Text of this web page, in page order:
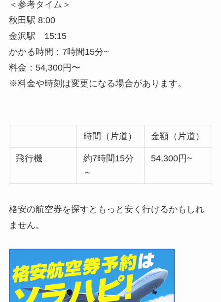
＜参考タイム＞
秋田駅 8:00
金沢駅 15:15
かかる時間：7時間15分~
料金：54,300円〜
※料金や時刻は変更になる場合があります。
時間（片道） 金額（片道）
飛行機
約7時間15分
～
54,300円~
格安の航空券を探すともっと安く行けるかもしれ
ません。